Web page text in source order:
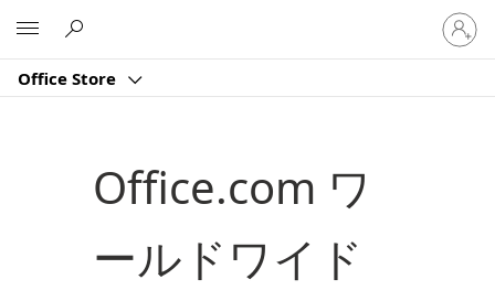
Office Store
ア
カ
ウ
Office.com ワ
ールドワイド